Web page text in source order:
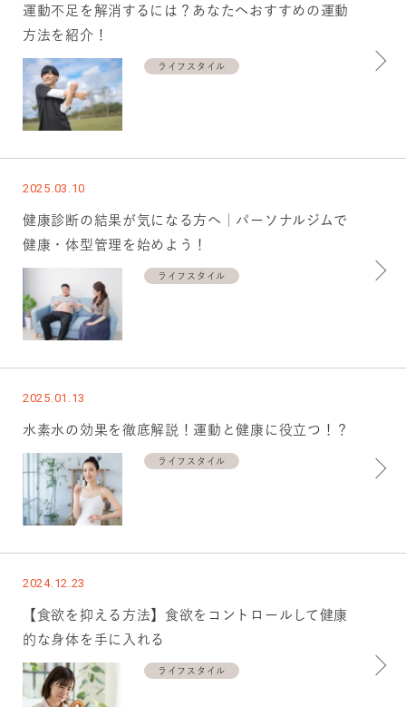
運動不足を解消するには？あなたへおすすめの運動
方法を紹介！
ライフスタイル
2025.03.10
健康診断の結果が気になる方へ｜パーソナルジムで
健康・体型管理を始めよう！
ライフスタイル
2025.01.13
水素水の効果を徹底解説！運動と健康に役立つ！？
ライフスタイル
2024.12.23
【食欲を抑える方法】食欲をコントロールして健康
的な身体を手に入れる
ライフスタイル